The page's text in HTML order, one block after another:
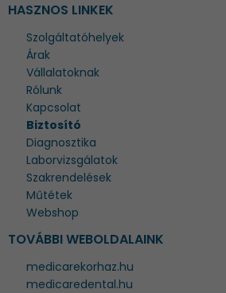
HASZNOS LINKEK
Szolgáltatóhelyek
Árak
Vállalatoknak
Rólunk
Kapcsolat
Biztosító
Diagnosztika
Laborvizsgálatok
Szakrendelések
Műtétek
Webshop
TOVÁBBI WEBOLDALAINK
medicarekorhaz.hu
medicaredental.hu